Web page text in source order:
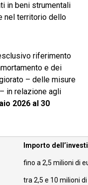
in beni strumentali
nel territorio dello
riferimento
e dei
– delle misure
in relazione agli
2026 al 30
Importo
fino a 2,5 milioni di
tra 2,5 e 10 milioni